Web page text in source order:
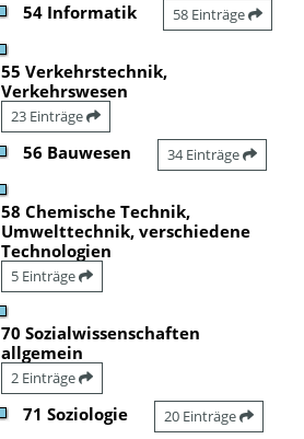
54 Informatik 58 Einträge
55 Verkehrstechnik,
Verkehrswesen
23 Einträge
56 Bauwesen 34 Einträge
58 Chemische Technik,
Umwelttechnik, verschiedene
Technologien
5 Einträge
70 Sozialwissenschaften
allgemein
2 Einträge
71 Soziologie 20 Einträge